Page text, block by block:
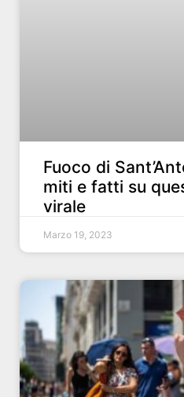
Fuoco di
miti e fatti su
virale
Marzo 19, 2023